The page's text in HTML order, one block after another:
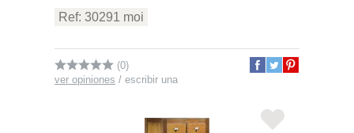
Ref: 30291 moi
(0)
ver opiniones / escribir una